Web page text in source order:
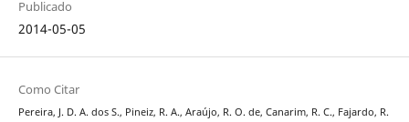
Publicado
2014-05-05
Como Citar
Pereira, J. D. A. dos S., Pineiz, R. A., Araújo, R. O. de, Canarim, R. C., Fajardo, R.